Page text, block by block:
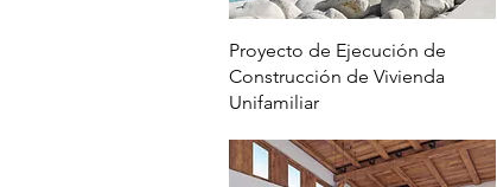
Vista rápida
Proyecto de Ejecución de
Construcción de Vivienda
Unifamiliar